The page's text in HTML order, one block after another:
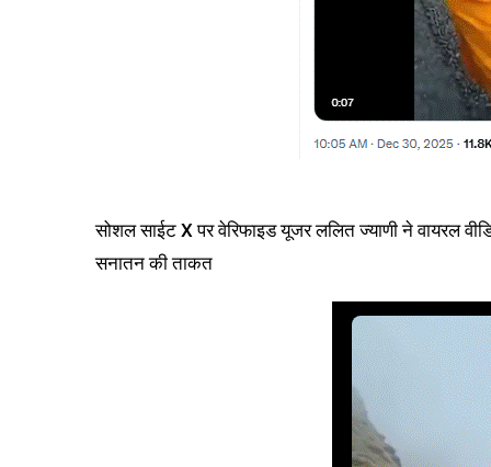
सोशल साईट X पर वेरिफाइड यूजर ललित ज्याणी ने वायरल
सनातन की ताकत